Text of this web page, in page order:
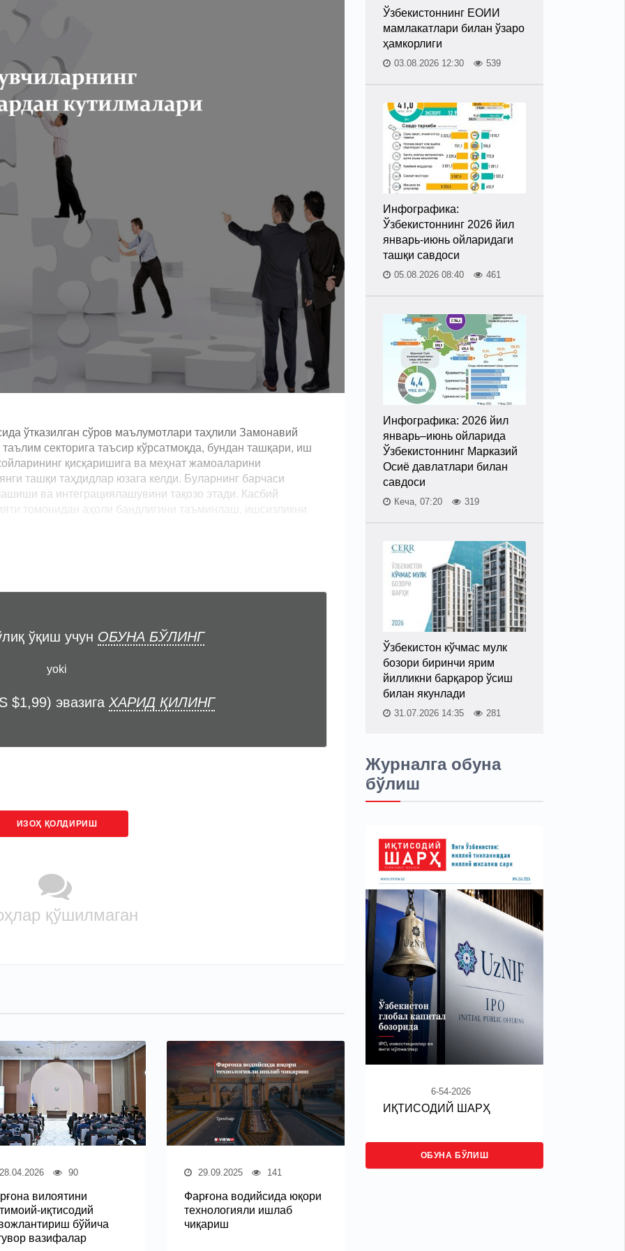
ўтказилган сўров маълумотлари таҳлили Замонавий
секторига таъсир кўрсатмоқда, бундан ташқари, иш
қисқаришига ва меҳнат жамоаларини
ташқи таҳдидлар юзага келди. Буларнинг барчаси
ва интеграциялашувини тақозо этади. Касбий
томонидан аҳоли бандлигини таъминлаш, ишсизликни
ўқиш учун ОБУНА БЎЛИНГ
yoki
$1,99) эвазига ХАРИД ҚИЛИНГ
ИЗОҲ ҚОЛДИРИШ
қўшилмаган
90
вилоятини
иқтисодий
бўйича
вазифалар
29.09.2025 141
Фарғона водийсида юқори
технологияли ишлаб
чиқариш
Ўзбекистоннинг ЕОИИ
мамлакатлари билан ўзаро
ҳамкорлиги
03.08.2026 12:30 539
Инфографика:
Ўзбекистоннинг 2026 йил
январь-июнь ойларидаги
ташқи савдоси
05.08.2026 08:40 461
Инфографика: 2026 йил
январь–июнь ойларида
Ўзбекистоннинг Марказий
Осиё давлатлари билан
савдоси
Кеча, 07:20 319
Ўзбекистон кўчмас мулк
бозори биринчи ярим
йилликни барқарор ўсиш
билан якунлади
31.07.2026 14:35 281
Журналга обуна
бўлиш
6-54-2026
ИҚТИСОДИЙ ШАРҲ
ОБУНА БЎЛИШ